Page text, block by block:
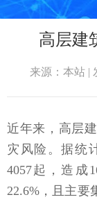
高层建
来源：本站 |
近年来，高层
灾风险。据统
4057起，造成
22.6%，且主要